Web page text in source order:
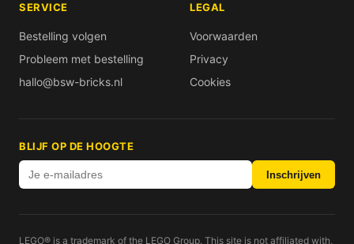
SERVICE
Bestelling volgen
Probleem met bestelling
hallo@bsw-bricks.nl
LEGAL
Voorwaarden
Privacy
Cookies
BLIJF OP DE HOOGTE
Inschrijven
LEGO® is a trademark of the LEGO Group. This site is not affiliated with,